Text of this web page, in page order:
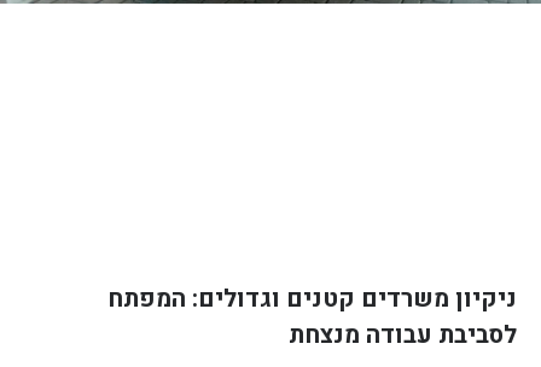
ניקיון משרדים קטנים וגדולים: המפתח
לסביבת עבודה מנצחת